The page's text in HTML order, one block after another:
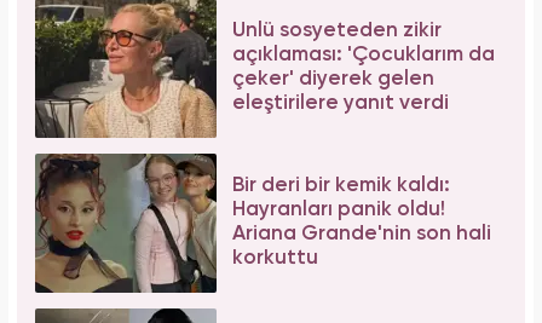
Tüm dünyada süper besin ilan edildi! Çöpe
atılan yaprakların faydası şaşırttı